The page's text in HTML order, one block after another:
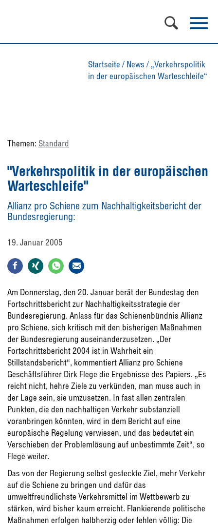
Startseite / News / „Verkehrspolitik
in der europäischen Warteschleife“
Themen: Standard
"Verkehrspolitik in der europäischen
Warteschleife"
Allianz pro Schiene zum Nachhaltigkeitsbericht der
Bundesregierung:
19. Januar 2005
Am Donnerstag, den 20. Januar berät der Bundestag den
Fortschrittsbericht zur Nachhaltigkeitsstrategie der
Bundesregierung. Anlass für das Schienenbündnis Allianz
pro Schiene, sich kritisch mit den bisherigen Maßnahmen
der Bundesregierung auseinanderzusetzen. „Der
Fortschrittsbericht 2004 ist in Wahrheit ein
Stillstandsbericht“, kommentiert Allianz pro Schiene
Geschäftsführer Dirk Flege die Ergebnisse des Papiers. „Es
reicht nicht, hehre Ziele zu verkünden, man muss auch in
der Lage sein, sie umzusetzen. In fast allen zentralen
Punkten, die den nachhaltigen Verkehr substanziell
voranbringen könnten, wird in dem Bericht auf eine
europäische Regelung verwiesen, und das bedeutet ein
Verschieben der Problemlösung auf unbestimmte Zeit“, so
Flege weiter.
Das von der Regierung selbst gesteckte Ziel, mehr Verkehr
auf die Schiene zu bringen und dafür das
umweltfreundlichste Verkehrsmittel im Wettbewerb zu
stärken, wird bisher kaum erreicht. Flankierende politische
Maßnahmen erfolgen halbherzig oder fehlen völlig: Die